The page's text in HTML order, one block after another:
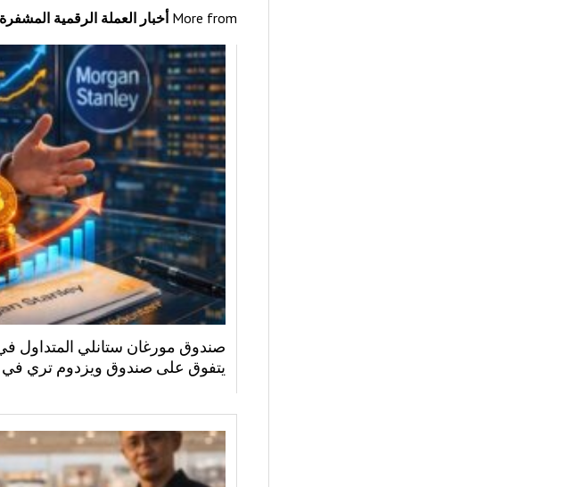
More from أخبار العملة الرقمية المشفرة
صندوق مورغان ستانلي المتداول في
يتفوق على صندوق ويزدوم تري